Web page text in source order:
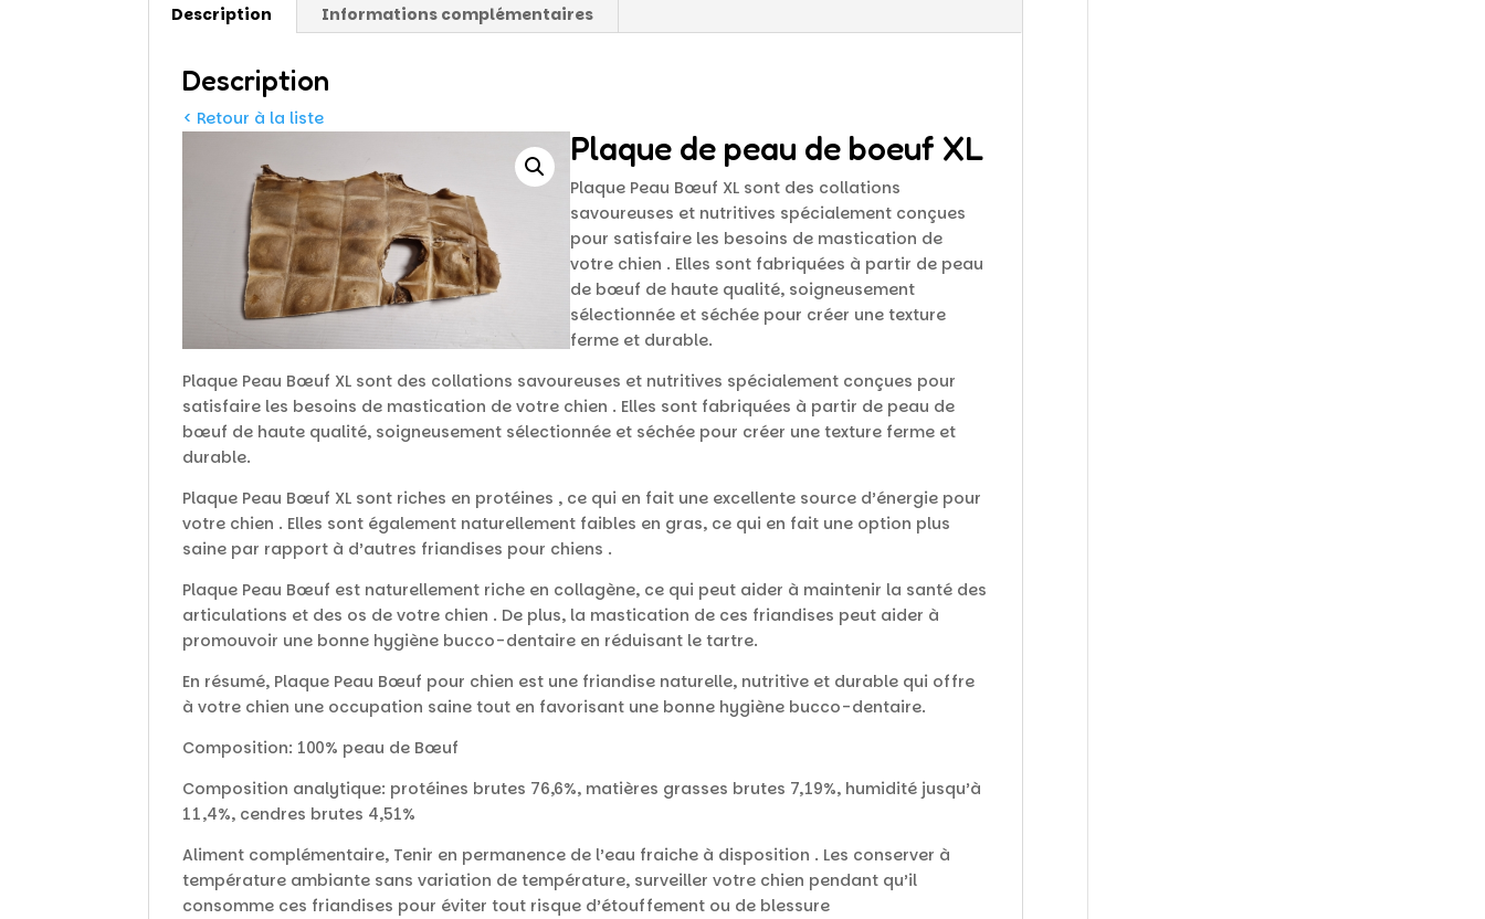
Description Informations complémentaires
Description
< Retour à la liste
Plaque de peau de boeuf XL
Plaque Peau Bœuf XL sont des collations
savoureuses et nutritives spécialement conçues
pour satisfaire les besoins de mastication de
votre chien . Elles sont fabriquées à partir de peau
de bœuf de haute qualité, soigneusement
sélectionnée et séchée pour créer une texture
ferme et durable.
Plaque Peau Bœuf XL sont des collations savoureuses et nutritives spécialement conçues pour
satisfaire les besoins de mastication de votre chien . Elles sont fabriquées à partir de peau de
bœuf de haute qualité, soigneusement sélectionnée et séchée pour créer une texture ferme et
durable.
Plaque Peau Bœuf XL sont riches en protéines , ce qui en fait une excellente source d’énergie pour
votre chien . Elles sont également naturellement faibles en gras, ce qui en fait une option plus
saine par rapport à d’autres friandises pour chiens .
Plaque Peau Bœuf est naturellement riche en collagène, ce qui peut aider à maintenir la santé des
articulations et des os de votre chien . De plus, la mastication de ces friandises peut aider à
promouvoir une bonne hygiène bucco-dentaire en réduisant le tartre.
En résumé, Plaque Peau Bœuf pour chien est une friandise naturelle, nutritive et durable qui offre
à votre chien une occupation saine tout en favorisant une bonne hygiène bucco-dentaire.
Composition: 100% peau de Bœuf
Composition analytique: protéines brutes 76,6%, matières grasses brutes 7,19%, humidité jusqu’à
11,4%, cendres brutes 4,51%
Aliment complémentaire, Tenir en permanence de l’eau fraiche à disposition . Les conserver à
température ambiante sans variation de température, surveiller votre chien pendant qu’il
consomme ces friandises pour éviter tout risque d’étouffement ou de blessure